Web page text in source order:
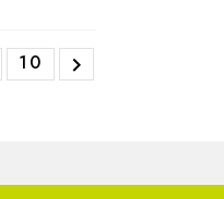
10 